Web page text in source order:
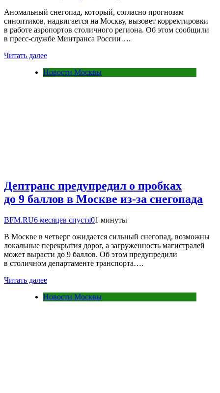
Аномальный снегопад, который, согласно прогнозам
синоптиков, надвигается на Москву, вызовет корректировки
в работе аэропортов столичного региона. Об этом сообщили
в пресс-службе Минтранса России….
Читать далее
Новости Москвы
Дептранс предупредил о пробках
до 9 баллов в Москве из-за снегопада
BFM.RU6 месяцев спустя01 минуты
В Москве в четверг ожидается сильный снегопад, возможны
локальные перекрытия дорог, а загруженность магистралей
может вырасти до 9 баллов. Об этом предупредили
в столичном департаменте транспорта….
Читать далее
Новости Москвы